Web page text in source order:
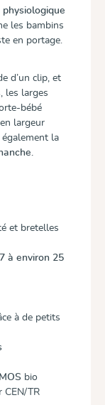
physiologique
les bambins
en portage.
d’un clip, et
les larges
bébé
largeur
la
et bretelles
à environ 25
à de petits
bio
CEN/TR